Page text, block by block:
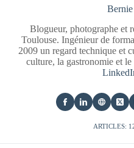
Bernie
Blogueur, photographe et
Toulouse. Ingénieur de
2009 un regard technique et
culture, la gastronomie et
ARTICLES: